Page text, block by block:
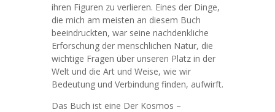
ihren Figuren zu verlieren. Eines der Dinge,
die mich am meisten an diesem Buch
beeindruckten, war seine nachdenkliche
Erforschung der menschlichen Natur, die
wichtige Fragen über unseren Platz in der
Welt und die Art und Weise, wie wir
Bedeutung und Verbindung finden, aufwirft.
Das Buch ist eine Der Kosmos –